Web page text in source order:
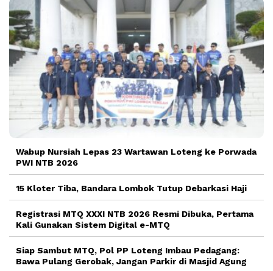
Wabup Nursiah Lepas 23 Wartawan Loteng ke Porwada
PWI NTB 2026
15 Kloter Tiba, Bandara Lombok Tutup Debarkasi Haji
Registrasi MTQ XXXI NTB 2026 Resmi Dibuka, Pertama
Kali Gunakan Sistem Digital e-MTQ
Siap Sambut MTQ, Pol PP Loteng Imbau Pedagang:
Bawa Pulang Gerobak, Jangan Parkir di Masjid Agung